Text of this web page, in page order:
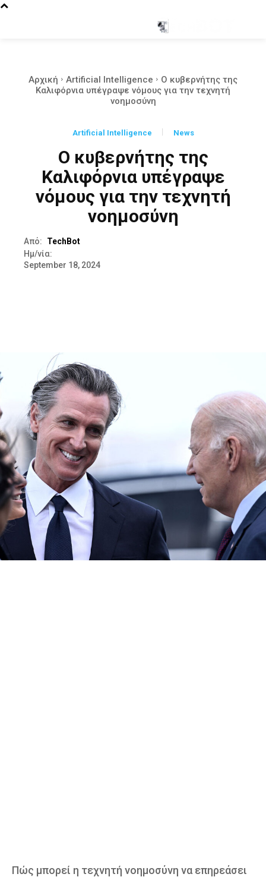
Αρχική Artificial Intelligence
Ο κυβερνήτης της
Καλιφόρνια υπέγραψε νόμους για την τεχνητή
νοημοσύνη
Artificial Intelligence News
Ο κυβερνήτης της
Καλιφόρνια υπέγραψε
νόμους για την τεχνητή
νοημοσύνη
Από:
TechBot
Ημ/νία:
September 18, 2024
Πώς μπορεί η τεχνητή νοημοσύνη να επηρεάσει